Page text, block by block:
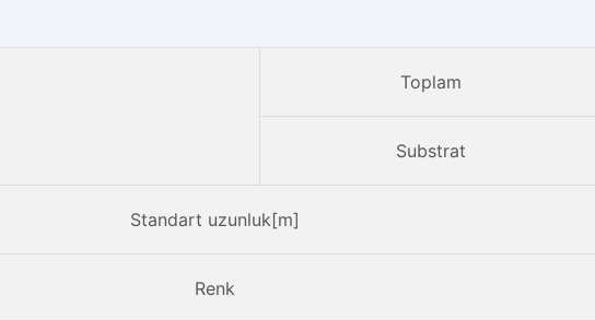
Toplam
Substrat
Standart uzunluk[m]
Renk